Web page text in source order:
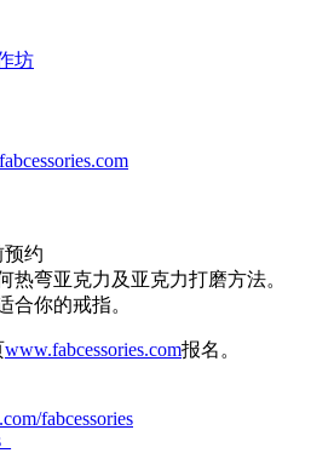
坊
预约
热弯亚克力及亚克力打磨方法。
合你的戒指。
www.fabcessories.com报名。
fabcessories